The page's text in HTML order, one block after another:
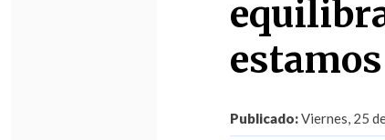
Publicado:Viernes, 25